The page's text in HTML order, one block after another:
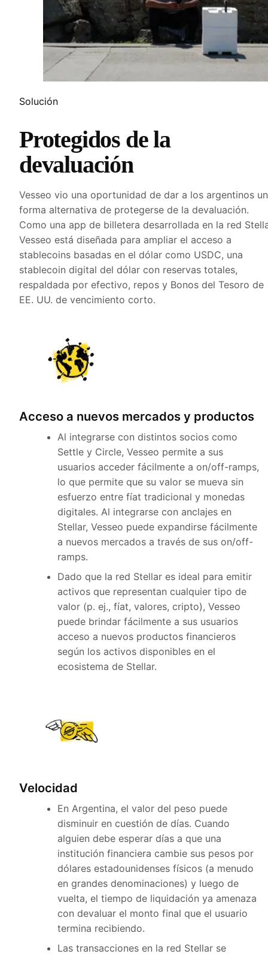
Solución
Protegidos de la
devaluación
Vesseo vio una oportunidad de dar a los argentinos
forma alternativa de protegerse de la devaluación.
Como una app de billetera desarrollada en la red
Vesseo está diseñada para ampliar el acceso a
stablecoins basadas en el dólar como USDC, una
stablecoin digital del dólar con reservas totales,
respaldada por efectivo, repos y Bonos del Tesoro de
EE. UU. de vencimiento corto.
Acceso a nuevos mercados y productos
Al integrarse con distintos socios como
Settle y Circle, Vesseo permite a sus
usuarios acceder fácilmente a on/off-ramps,
lo que permite que su valor se mueva sin
esfuerzo entre fíat tradicional y monedas
digitales. Al integrarse con anclajes en
Stellar, Vesseo puede expandirse fácilmente
a nuevos mercados a través de sus on/off-
ramps.
Dado que la red Stellar es ideal para emitir
activos que representan cualquier tipo de
valor (p. ej., fíat, valores, cripto), Vesseo
puede brindar fácilmente a sus usuarios
acceso a nuevos productos financieros
según los activos disponibles en el
ecosistema de Stellar.
Velocidad
En Argentina, el valor del peso puede
disminuir en cuestión de días. Cuando
alguien debe esperar días a que una
institución financiera cambie sus pesos por
dólares estadounidenses físicos (a menudo
en grandes denominaciones) y luego de
vuelta, el tiempo de liquidación ya amenaza
con devaluar el monto final que el usuario
termina recibiendo.
Las transacciones en la red Stellar se